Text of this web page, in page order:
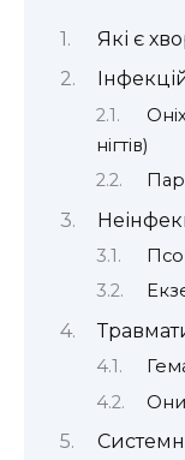
Які є
нігтів)